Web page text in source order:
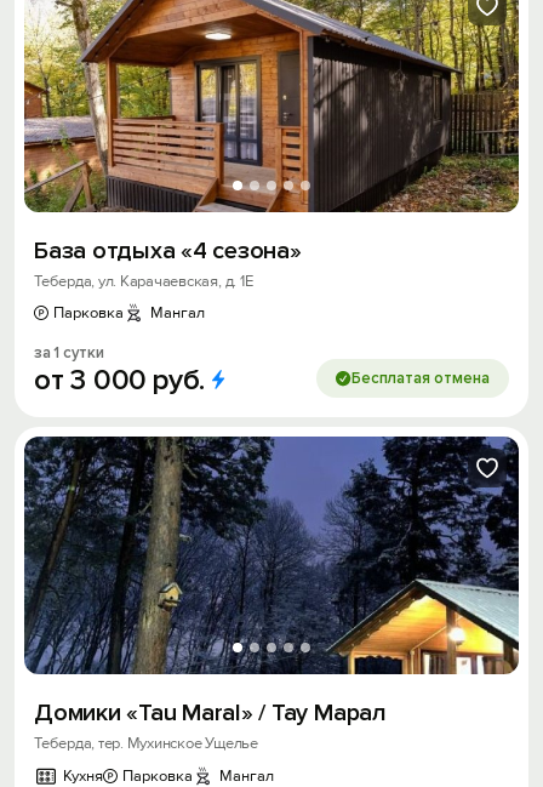
База отдыха «4 сезона»
Теберда, ул. Карачаевская, д. 1Е
Парковка
Мангал
за 1 сутки
от3 000 руб. Бесплатая отмена
Домики «Tau Maral» / Тау Марал
Теберда, тер. Мухинское Ущелье
Кухня
Парковка Мангал